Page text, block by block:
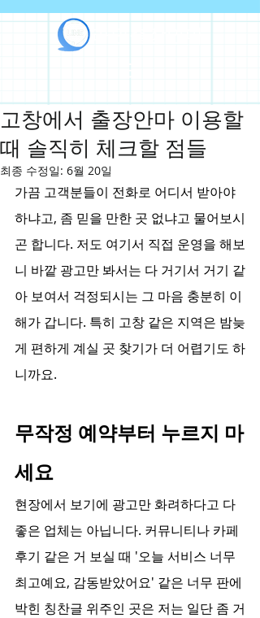
고창에서 출장안마 이용할
때 솔직히 체크할 점들
최종 수정일: 6월 20일
가끔 고객분들이 전화로 어디서 받아야
하냐고, 좀 믿을 만한 곳 없냐고 물어보시
곤 합니다. 저도 여기서 직접 운영을 해보
니 바깥 광고만 봐서는 다 거기서 거기 같
아 보여서 걱정되시는 그 마음 충분히 이
해가 갑니다. 특히 고창 같은 지역은 밤늦
게 편하게 계실 곳 찾기가 더 어렵기도 하
니까요.
무작정 예약부터 누르지 마
세요
현장에서 보기에 광고만 화려하다고 다
좋은 업체는 아닙니다. 커뮤니티나 카페
후기 같은 거 보실 때 '오늘 서비스 너무
최고예요, 감동받았어요' 같은 너무 판에
박힌 칭찬글 위주인 곳은 저는 일단 좀 거